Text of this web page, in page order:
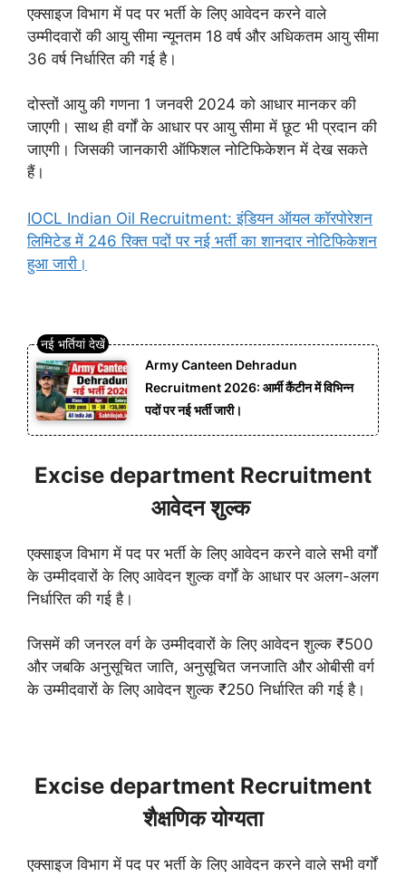
एक्साइज विभाग में पद पर भर्ती के लिए आवेदन करने वाले
उम्मीदवारों की आयु सीमा न्यूनतम 18 वर्ष और अधिकतम आयु सीमा
36 वर्ष निर्धारित की गई है।
दोस्तों आयु की गणना 1 जनवरी 2024 को आधार मानकर की
जाएगी। साथ ही वर्गों के आधार पर आयु सीमा में छूट भी प्रदान की
जाएगी। जिसकी जानकारी ऑफिशल नोटिफिकेशन में देख सकते
हैं।
IOCL Indian Oil Recruitment: इंडियन ऑयल कॉरपोरेशन
लिमिटेड में 246 रिक्त पदों पर नई भर्ती का शानदार नोटिफिकेशन
हुआ जारी।
Army Canteen Dehradun
Recruitment 2026: आर्मी कैंटीन में विभिन्न
पदों पर नई भर्ती जारी।
Excise department Recruitment
आवेदन शुल्क
एक्साइज विभाग में पद पर भर्ती के लिए आवेदन करने वाले सभी वर्गों
के उम्मीदवारों के लिए आवेदन शुल्क वर्गों के आधार पर अलग-अलग
निर्धारित की गई है।
जिसमें की जनरल वर्ग के उम्मीदवारों के लिए आवेदन शुल्क ₹500
और जबकि अनुसूचित जाति, अनुसूचित जनजाति और ओबीसी वर्ग
के उम्मीदवारों के लिए आवेदन शुल्क ₹250 निर्धारित की गई है।
Excise department Recruitment
शैक्षणिक योग्यता
एक्साइज विभाग में पद पर भर्ती के लिए आवेदन करने वाले सभी वर्गों